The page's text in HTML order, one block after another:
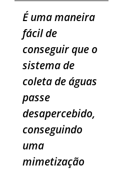
É uma maneira
fácil de
conseguir que o
sistema de
coleta de águas
passe
desapercebido,
conseguindo
uma
mimetização